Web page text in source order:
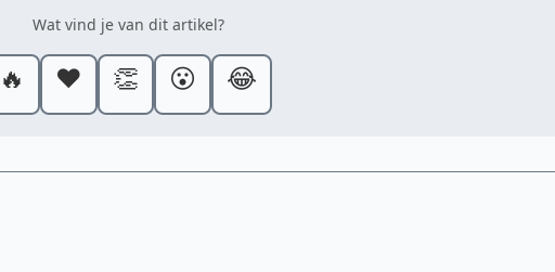
Wat vind je van dit artikel?
🔥 ❤️ 👏 😮 😂